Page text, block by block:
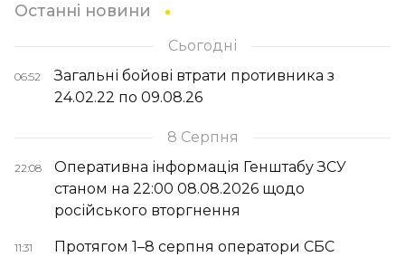
Останні новини
Сьогодні
06:52
Загальні бойові втрати противника з
24.02.22 по 09.08.26
8 Серпня
22:08
Оперативна інформація Генштабу ЗСУ
станом на 22:00 08.08.2026 щодо
російського вторгнення
11:31
Протягом 1–8 серпня оператори СБС